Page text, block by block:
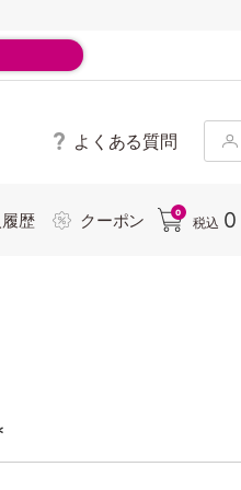
よくある質問
歴 クーポン 0
税込 0